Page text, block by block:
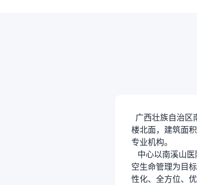
广西壮族自治区
楼北面，建筑面
专业机构。
中心以南溪山
空生命管理为目
性化、全方位、